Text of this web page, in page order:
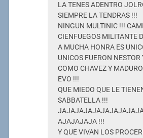
LA TENES ADENTRO
SIEMPRE LA TENDRAS !!!
NINGUN MULTINIC !!!
CIENFUEGOS MILITANTE
A MUCHA HONRA ES
UNICOS FUERON NESTOR
COMO CHAVEZ Y
EVO !!!
QUE MIEDO QUE LE
SABBATELLA !!!
AJAJAJAJA !!!
Y QUE VIVAN LOS